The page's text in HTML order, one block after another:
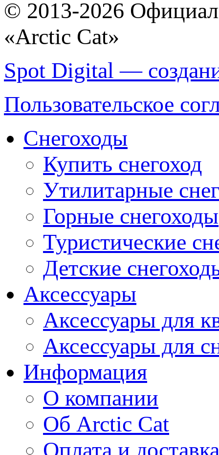
© 2013-2026
«Arctic Cat»
Spot Digital —
Пользовательское
Снегоходы
Купить снегоход
Утилитарные
Горные снегоходы
Туристические
Детские
Аксессуары
Аксессуары для
Аксессуары для
Информация
О компании
Об Arctic Cat